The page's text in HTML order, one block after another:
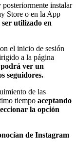
instalar
Store o en la App
utilizado en
el inicio de sesión
a la página
ver un
seguidores.
de las
tiempo aceptando
la opción
de Instagram